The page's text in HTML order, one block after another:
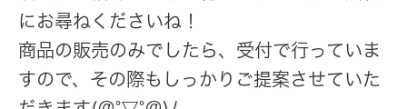
にお尋ねくださいね！
商品の販売のみでしたら、受付で行っていま
すので、その際もしっかりご提案させていた